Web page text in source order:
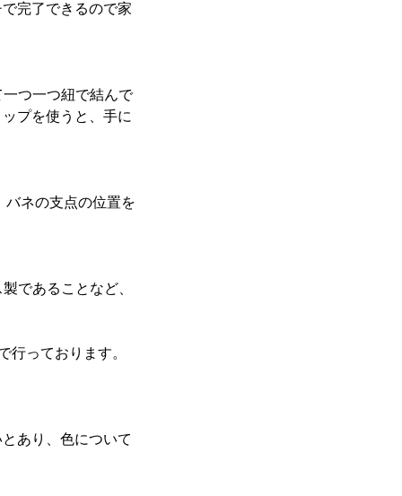
完了できるので家
つ一つ紐で結んで
プを使うと、手に
バネの支点の位置を
であることなど、
行っております。
あり、色について